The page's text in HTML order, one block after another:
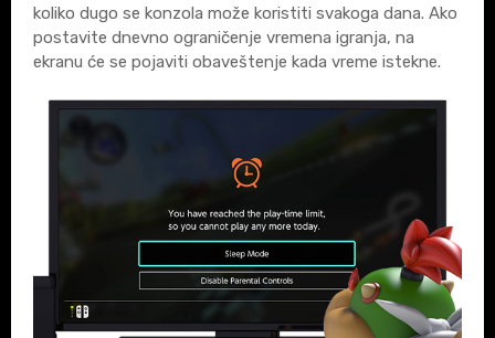
koliko dugo se konzola može koristiti svakoga dana. Ako
postavite dnevno ograničenje vremena igranja, na
ekranu će se pojaviti obaveštenje kada vreme istekne.